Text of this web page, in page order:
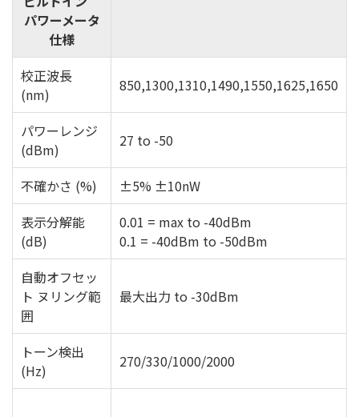
パワーメータ
仕様
校正波長
(nm)
850,1300,1310,1490,1550,1625,1650
パワーレンジ
(dBm)
27 to -50
不確かさ (%)
±5% ±10nW
表示分解能
(dB)
0.01 = max to -40dBm
0.1 = -40dBm to -50dBm
自動オフセッ
ト ヌリング範
囲
最大出力 to -30dBm
トーン検出
(Hz)
270/330/1000/2000